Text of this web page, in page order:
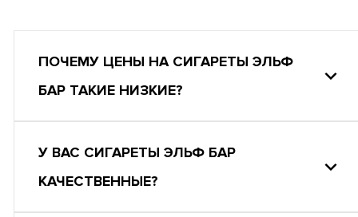
ПОЧЕМУ ЦЕНЫ НА СИГАРЕТЫ ЭЛЬФ
БАР ТАКИЕ НИЗКИЕ?
У ВАС СИГАРЕТЫ ЭЛЬФ БАР
КАЧЕСТВЕННЫЕ?